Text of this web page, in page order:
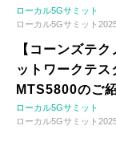
ローカル5Gサミット
ローカル5Gサミット
【コーンズテ
ットワークテ
MTS5800のご
ローカル5Gサミット
ローカル5Gサミット